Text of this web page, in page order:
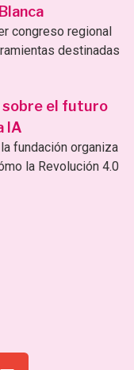
congreso regional
destinadas
sobre el futuro
IA
fundación organiza
la Revolución 4.0